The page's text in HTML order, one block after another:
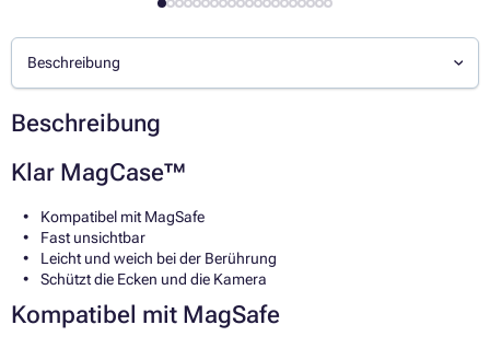
Beschreibung
Beschreibung
Klar MagCase™
Kompatibel mit MagSafe
Fast unsichtbar
Leicht und weich bei der Berührung
Schützt die Ecken und die Kamera
Kompatibel mit MagSafe